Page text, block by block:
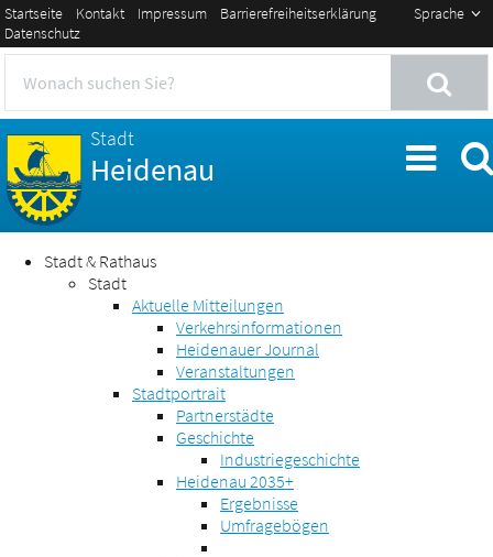
Sprache
Startseite Kontakt Impressum
Barrierefreiheitserklärung
Datenschutz
Stadt
Heidenau
Stadt & Rathaus
Stadt
Aktuelle Mitteilungen
Verkehrsinformationen
Heidenauer Journal
Veranstaltungen
Stadtportrait
Partnerstädte
Geschichte
Industriegeschichte
Heidenau 2035+
Ergebnisse
Umfragebögen